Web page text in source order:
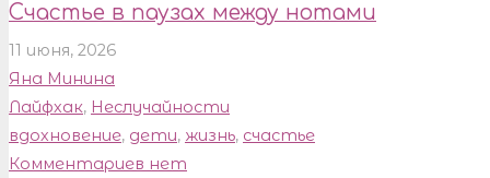
Счастье в паузах между нотами
11 июня, 2026
Яна Минина
Лайфхак, Неслучайности
вдохновение, дети, жизнь, счастье
Комментариев нет